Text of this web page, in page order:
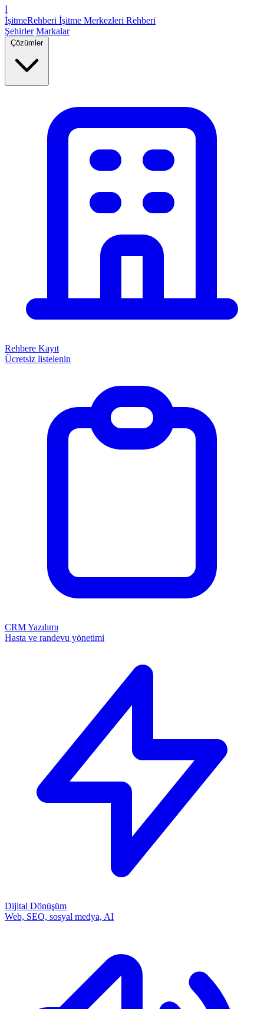
İ
İşitmeRehberi İşitme Merkezleri Rehberi
Şehirler Markalar
Çözümler
Rehbere Kayıt
Ücretsiz listelenin
CRM Yazılımı
Hasta ve randevu yönetimi
Dijital Dönüşüm
Web, SEO, sosyal medya, AI